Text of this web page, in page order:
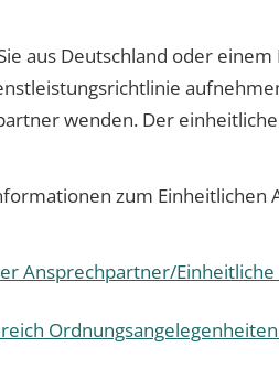
aus Deutschland oder
wenden. Der
zum
Ansprechpartner/Einheitliche